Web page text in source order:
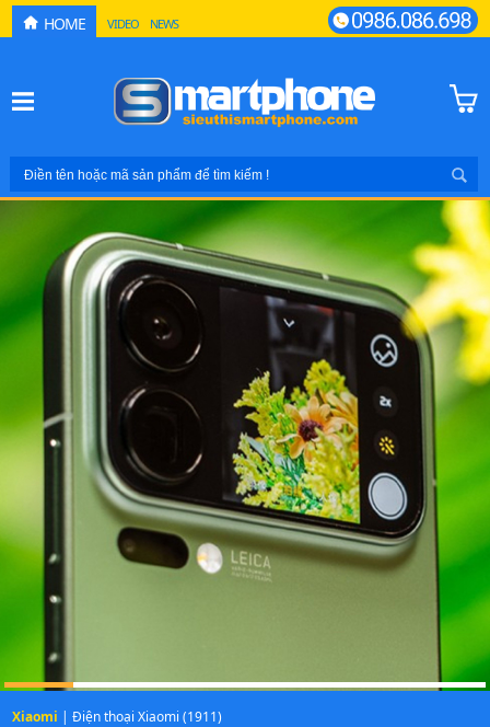
HOME VIDEO NEWS
Xiaomi | Điện thoại Xiaomi (1911)